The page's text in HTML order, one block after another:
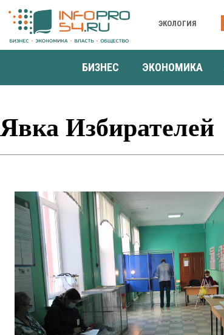
ЭКОЛОГИЯ
БИЗНЕС ЭКОНОМИКА
Явка Избирателей